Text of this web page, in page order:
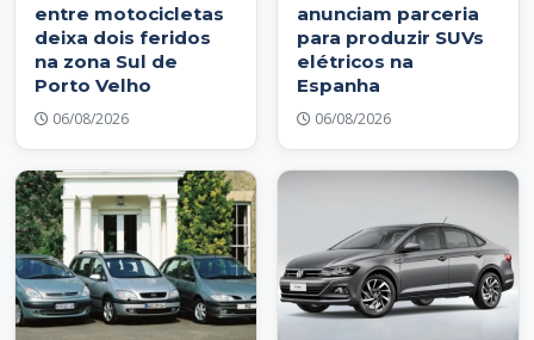
entre motocicletas
deixa dois feridos
na zona Sul de
Porto Velho
06/08/2026
anunciam parceria
para produzir SUVs
elétricos na
Espanha
06/08/2026